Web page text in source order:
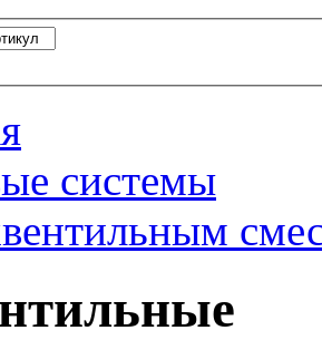
системы